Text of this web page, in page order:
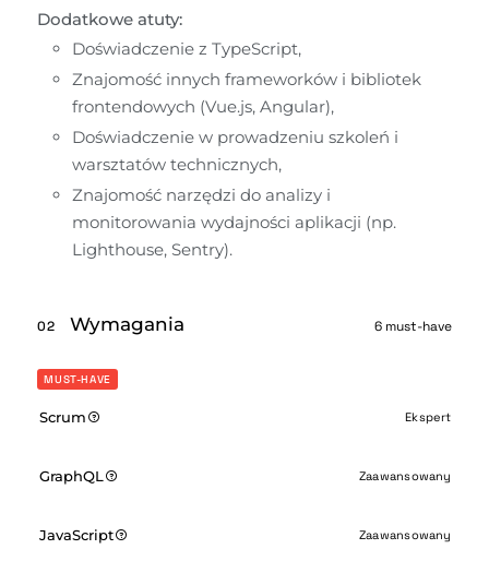
Dodatkowe atuty:
Doświadczenie z TypeScript,
Znajomość innych frameworków i bibliotek
frontendowych (Vue.js, Angular),
Doświadczenie w prowadzeniu szkoleń i
warsztatów technicznych,
Znajomość narzędzi do analizy i
monitorowania wydajności aplikacji (np.
Lighthouse, Sentry).
02 Wymagania 6 must-have
MUST-HAVE
Scrum Ekspert
GraphQL Zaawansowany
JavaScript Zaawansowany